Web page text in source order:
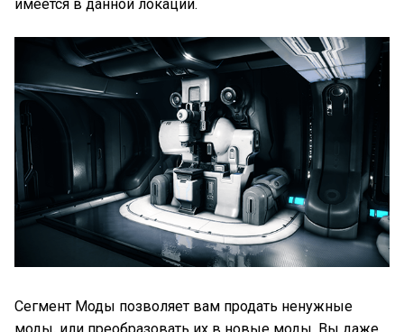
имеется в данной локации.
Сегмент Моды позволяет вам продать ненужные